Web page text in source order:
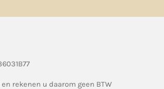
rekenen u daarom geen BTW